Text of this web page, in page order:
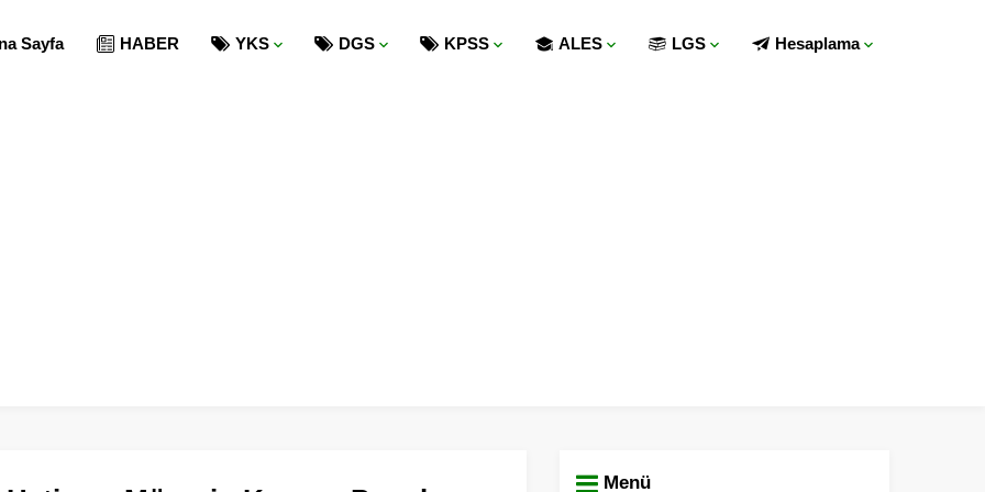
Sayfa HABER YKS DGS KPSS ALES LGS Hesaplama
Menü